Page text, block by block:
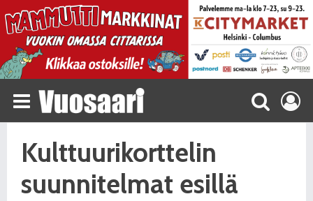
Kulttuurikorttelin
suunnitelmat esillä